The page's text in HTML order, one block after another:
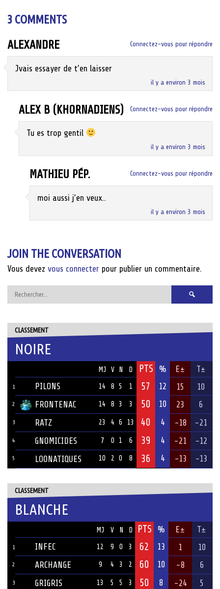
3 COMMENTS
ALEXANDRE
il y a environ 3 mois
Jvais essayer de t’en laisser
Connectez-vous pour répondre
ALEX B (KHORNADIENS)
il y a environ 3 mois
Tu es trop gentil
Connectez-vous pour répondre
MATHIEU PÉP.
il y a environ 3 mois
moi aussi j’en veux..
Connectez-vous pour répondre
JOIN THE CONVERSATION
Vous devez vous connecter pour publier un commentaire.
Rechercher :
CLASSEMENT
NOIRE
MJ V N D PTS % E± T±
1 PILONS 14 8 5 1 57 12 15 10
2 FRONTENAC 14 8 3 3 50 10 23 6
3 RATZ 23 4 6 13 40 4 -18 -21
4 GNOMICIDES 7 0 1 6 39 4 -21 -12
5 LOONATIQUES 10 2 0 8 36 4 -13 -13
CLASSEMENT
BLANCHE
MJ V N D PTS % E± T±
1 INFEC 12 9 0 3 62 13 1 10
2 ARCHANGE 9 4 3 2 60 10 -8 6
3 GRIGRIS 13 5 5 3 50 8 -24 5